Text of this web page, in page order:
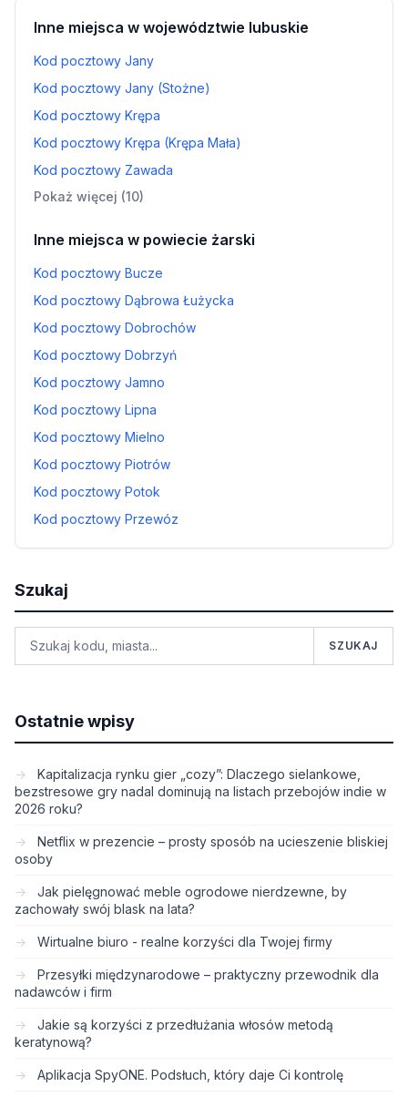
Inne miejsca w województwie lubuskie
Kod pocztowy Jany
Kod pocztowy Jany (Stożne)
Kod pocztowy Krępa
Kod pocztowy Krępa (Krępa Mała)
Kod pocztowy Zawada
Pokaż więcej (10)
Inne miejsca w powiecie żarski
Kod pocztowy Bucze
Kod pocztowy Dąbrowa Łużycka
Kod pocztowy Dobrochów
Kod pocztowy Dobrzyń
Kod pocztowy Jamno
Kod pocztowy Lipna
Kod pocztowy Mielno
Kod pocztowy Piotrów
Kod pocztowy Potok
Kod pocztowy Przewóz
Szukaj
SZUKAJ
Ostatnie wpisy
Kapitalizacja rynku gier „cozy”: Dlaczego sielankowe,
bezstresowe gry nadal dominują na listach przebojów indie w
2026 roku?
Netflix w prezencie – prosty sposób na ucieszenie bliskiej
osoby
Jak pielęgnować meble ogrodowe nierdzewne, by
zachowały swój blask na lata?
Wirtualne biuro - realne korzyści dla Twojej firmy
Przesyłki międzynarodowe – praktyczny przewodnik dla
nadawców i firm
Jakie są korzyści z przedłużania włosów metodą
keratynową?
Aplikacja SpyONE. Podsłuch, który daje Ci kontrolę